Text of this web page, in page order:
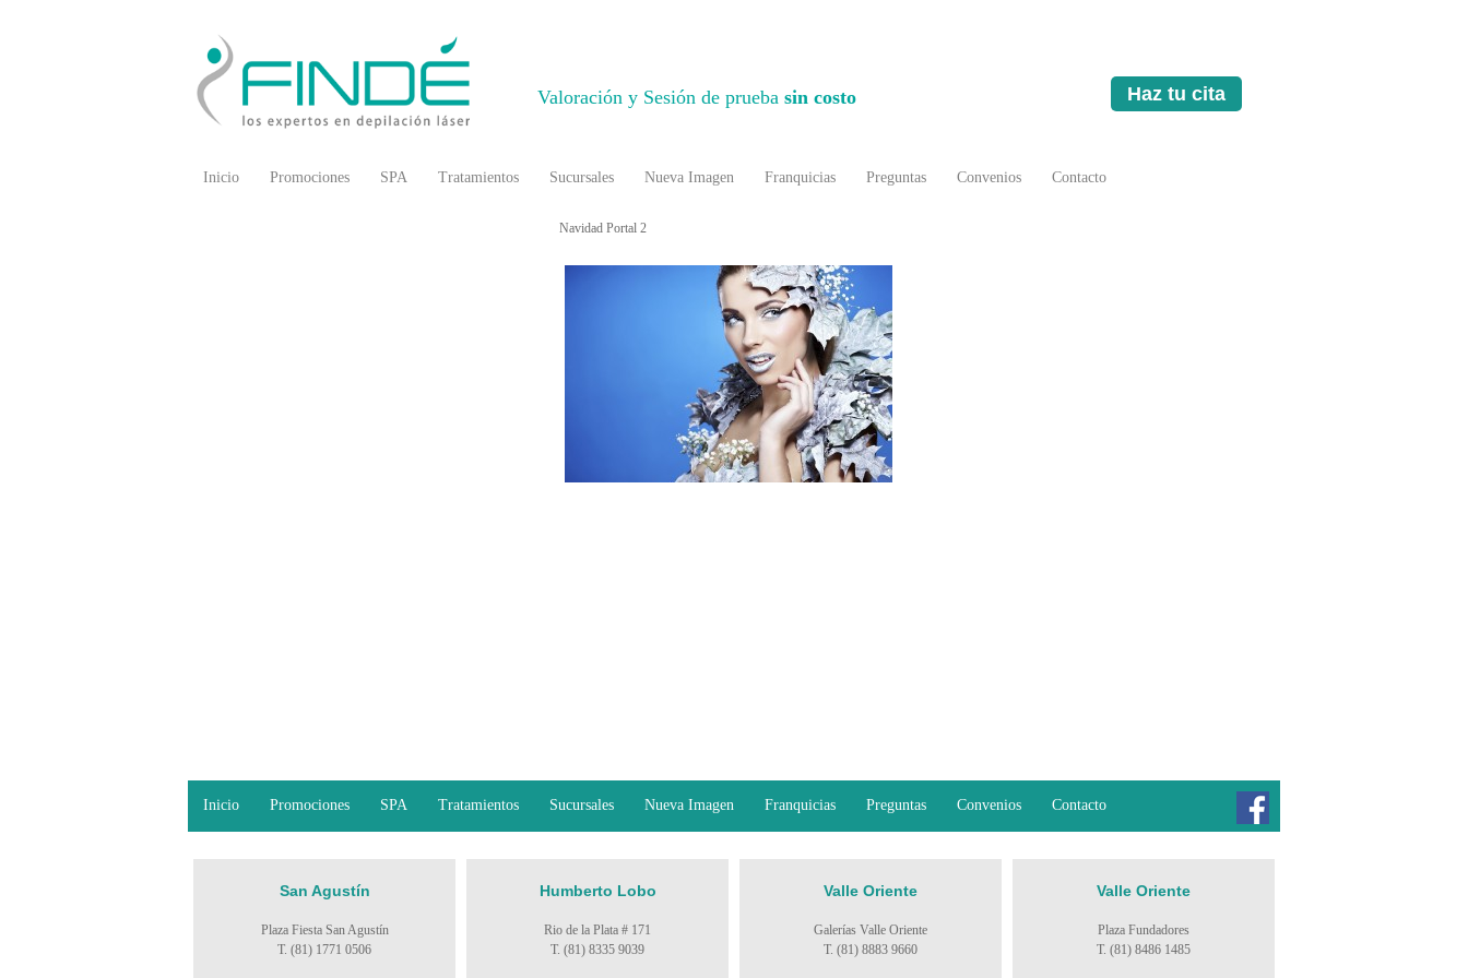
Haz tu cita
Inicio Promociones SPA Tratamientos Sucursales Nueva Imagen Franquicias Preguntas Convenios Contacto
Valoración y Sesión de prueba sin costo
Navidad Portal 2
Inicio Promociones SPA Tratamientos Sucursales Nueva Imagen Franquicias Preguntas Convenios Contacto
San Agustín
Plaza Fiesta San Agustín
T. (81) 1771 0506
Humberto Lobo
Rio de la Plata # 171
T. (81) 8335 9039
Valle Oriente
Galerías Valle Oriente
T. (81) 8883 9660
Valle Oriente
Plaza Fundadores
T. (81) 8486 1485